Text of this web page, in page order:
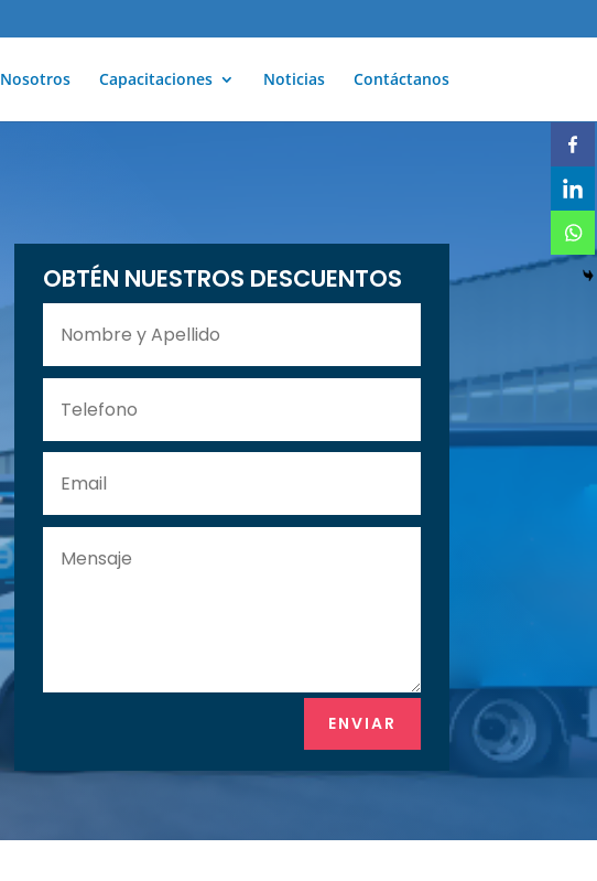
Nosotros Capacitaciones Noticias Contáctanos
OBTÉN NUESTROS DESCUENTOS
ENVIAR